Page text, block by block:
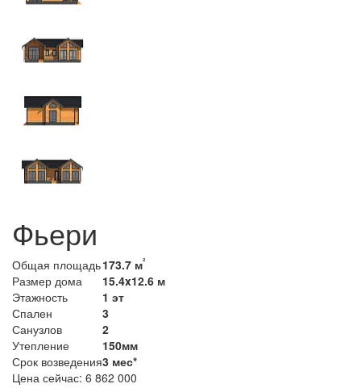
Фьери
Общая площадь173.7 м²
Размер дома
15.4x12.6 м
Этажность
1 эт
Спален
3
Санузлов
2
Утепление
150мм
Срок возведения3 мес*
Цена сейчас: 6 862 000